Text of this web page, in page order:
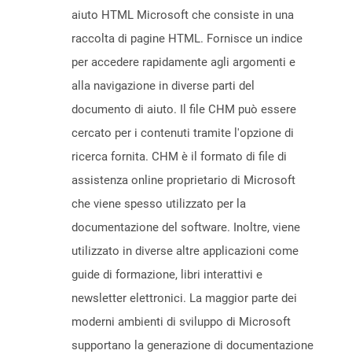
aiuto HTML Microsoft che consiste in una
raccolta di pagine HTML. Fornisce un indice
per accedere rapidamente agli argomenti e
alla navigazione in diverse parti del
documento di aiuto. Il file CHM può essere
cercato per i contenuti tramite l'opzione di
ricerca fornita. CHM è il formato di file di
assistenza online proprietario di Microsoft
che viene spesso utilizzato per la
documentazione del software. Inoltre, viene
utilizzato in diverse altre applicazioni come
guide di formazione, libri interattivi e
newsletter elettronici. La maggior parte dei
moderni ambienti di sviluppo di Microsoft
supportano la generazione di documentazione